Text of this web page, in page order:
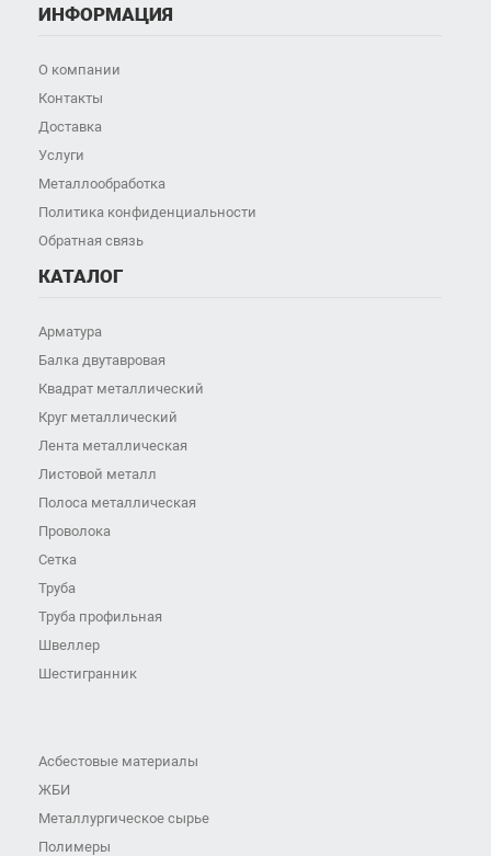
ИНФОРМАЦИЯ
О компании
Контакты
Доставка
Услуги
Металлообработка
Политика конфиденциальности
Обратная связь
КАТАЛОГ
Арматура
Балка двутавровая
Квадрат металлический
Круг металлический
Лента металлическая
Листовой металл
Полоса металлическая
Проволока
Сетка
Труба
Труба профильная
Швеллер
Шестигранник
Асбестовые материалы
ЖБИ
Металлургическое сырье
Полимеры